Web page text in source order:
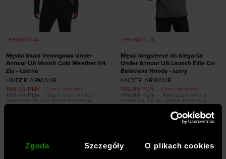
Zgoda Szczegóły O plikach cookies
PROMOCJA
Męska bluza treningowa Under
Armour UA Vanish Cold Weather 1/4
Zip - czarna
UNDER ARMOUR
- Cena aktualna
169,99 PLN
- Cena początkowa
349,99 PLN
199,99 PLN
- Najniższa cena z
ostatnich 30 dni przed promocją
PROMOCJA
Dodaj produkt w
XL
Męski longsleeve do biegania
Under Armour UA Launch Elite Cw
Balaclava Hoody - szary
UNDER ARMOUR
- Cena aktualna
199,99 PLN
- Cena początkowa
349,99 PLN
199,99 PLN
- Najniższa cena z
ostatnich 30 dni przed promocją